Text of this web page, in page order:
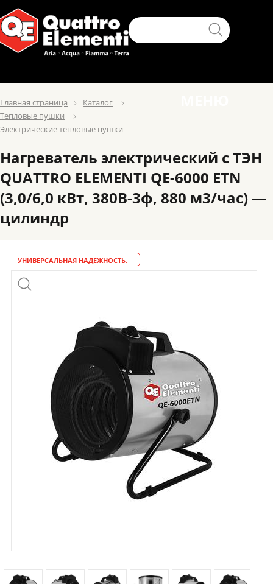
Главная страница
Каталог
Тепловые пушки
Электрические тепловые пушки
Нагреватель электрический с ТЭН
QUATTRO ELEMENTI QE-6000 ETN
(3,0/6,0 кВт, 380В-3ф, 880 м3/час) —
цилиндр
УНИВЕРСАЛЬНАЯ НАДЕЖНОСТЬ.